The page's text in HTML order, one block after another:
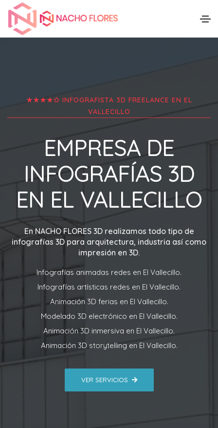
★★★★✩ INFOGRAFISTA 3D FREELANCE EN EL
VALLECILLO
EMPRESA DE
INFOGRAFÍAS 3D
EN EL VALLECILLO
En NACHO FLORES 3Drealizamos todo tipo de
infografías 3D para arquitectura, industria así como
impresión en 3D.
Infografías animadas redes en El Vallecillo.
Infografías artísticas redes en El Vallecillo.
Animación 3D ferias en El Vallecillo.
Modelado 3D electrónico en El Vallecillo.
Animación 3D inmersiva en El Vallecillo.
Animación 3D storytelling en El Vallecillo.
VER SERVICIOS